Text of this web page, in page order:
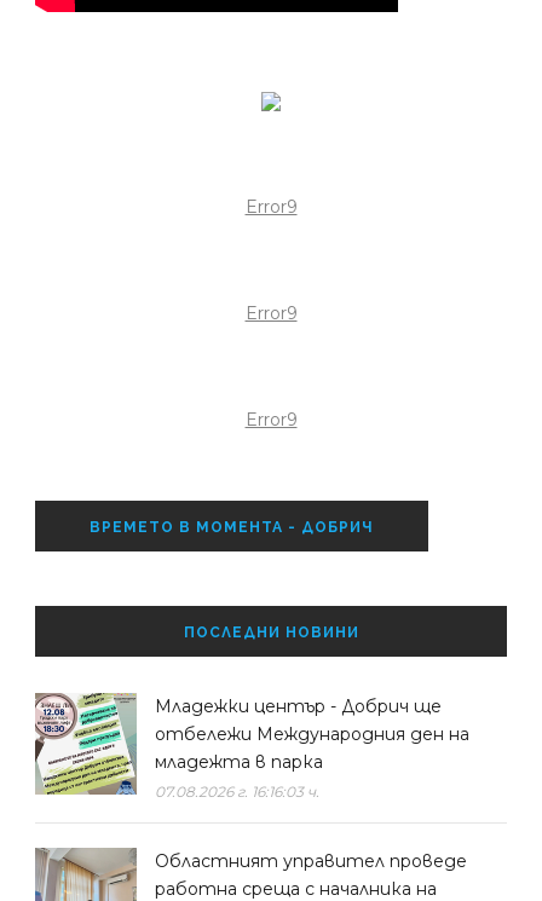
Error9
Error9
Error9
ВРЕМЕТО В МОМЕНТА - ДОБРИЧ
ПОСЛЕДНИ НОВИНИ
Младежки център - Добрич ще
отбележи Международния ден на
младежта в парка
07.08.2026 г. 16:16:03 ч.
Областният управител проведе
работна среща с началника на